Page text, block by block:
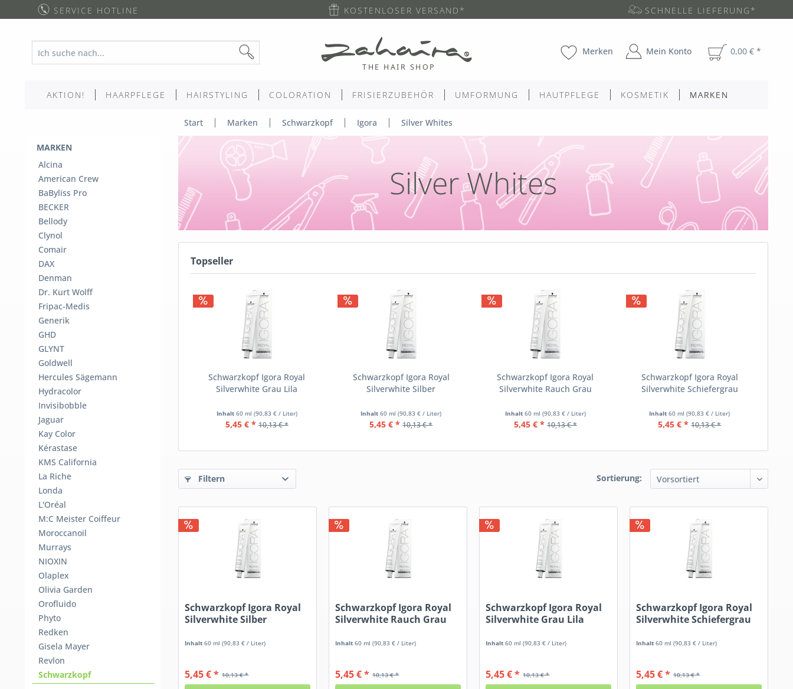
SERVICE HOTLINE KOSTENLOSER VERSAND* SCHNELLE LIEFERUNG*
Merken Mein Konto 0,00 € *
AKTION! HAARPFLEGE HAIRSTYLING COLORATION FRISIERZUBEHÖR UMFORMUNG HAUTPFLEGE KOSMETIK MARKEN
MARKEN
Alcina
American Crew
BaByliss Pro
BECKER
Bellody
Clynol
Comair
DAX
Denman
Dr. Kurt Wolff
Fripac-Medis
Generik
GHD
GLYNT
Goldwell
Hercules Sägemann
Hydracolor
Invisibobble
Jaguar
Kay Color
Kérastase
KMS California
La Riche
Londa
L'Oréal
M:C Meister Coiffeur
Moroccanoil
Murrays
NIOXIN
Olaplex
Olivia Garden
Orofluido
Phyto
Redken
Gisela Mayer
Revlon
Schwarzkopf
Start Marken Schwarzkopf Igora Silver Whites
Silver Whites
Topseller
Schwarzkopf Igora Royal
Silverwhite Grau Lila
Inhalt 60 ml (90,83 € / Liter)
5,45 € * 10,13 € *
Schwarzkopf Igora Royal
Silverwhite Silber
Inhalt60 ml(90,83 € / Liter)
5,45 € * 10,13 € *
Schwarzkopf Igora Royal
Silverwhite Rauch Grau
Inhalt 60 ml (90,83 € / Liter)
5,45 € * 10,13 € *
Schwarzkopf Igora Royal
Silverwhite Schiefergrau
Inhalt60 ml(90,83 € / Liter)
5,45 € * 10,13 € *
Filtern Sortierung:
Schwarzkopf Igora Royal
Silverwhite Silber
Inhalt60 ml(90,83 € / Liter)
10,13 € *
5,45 € *
Schwarzkopf Igora Royal
Silverwhite Rauch Grau
Inhalt60 ml(90,83 € / Liter)
10,13 € *
5,45 € *
Schwarzkopf Igora Royal
Silverwhite Grau Lila
Inhalt60 ml(90,83 € / Liter)
10,13 € *
5,45 € *
Schwarzkopf Igora Royal
Silverwhite Schiefergrau
Inhalt60 ml(90,83 € / Liter)
10,13 € *
5,45 € *